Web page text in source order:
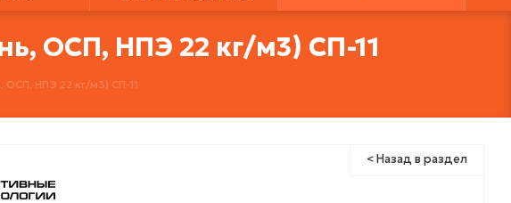
ОСП, НПЭ 22 кг/м3) СП-11
НПЭ 22 кг/м3) СП-11
< Назад в раздел